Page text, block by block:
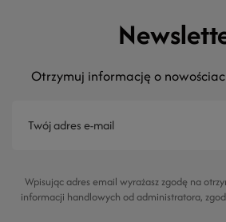
Otrzymuj informację o
Wpisując adres email wyrażasz zgodę na
informacji handlowych od administratora,